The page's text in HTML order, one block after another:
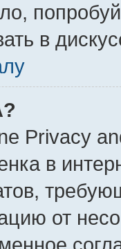
в
Privacy
в
от